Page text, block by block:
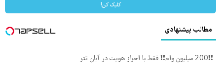
کلیک کن!
مطالب پیشنهادی
❗❗200 میلیون وام❗❗ فقط با احراز هویت در آبان تتر